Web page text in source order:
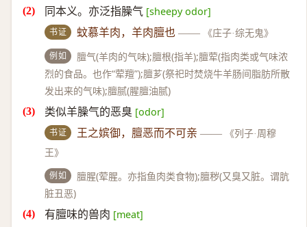
同本义。亦泛指臊气 [sheepy odor]
书证 蚊慕羊肉，羊肉膻也 —— 《庄子·综无鬼》
例如
膻气(羊肉的气味);膻根(指羊);膻荤(指肉类或气味浓
烈的食品。也作“荤羶”);膻芗(祭祀时焚烧牛羊肠间脂肪所散
发出来的气味);膻腻(腥膻油腻)
类似羊臊气的恶臭 [odor]
书证 王之嫔御，膻恶而不可亲 ——
《列子·周穆
王》
例如
膻腥(荤腥。亦指鱼肉类食物);膻秽(又臭又脏。谓肮
脏丑恶)
有膻味的兽肉 [meat]